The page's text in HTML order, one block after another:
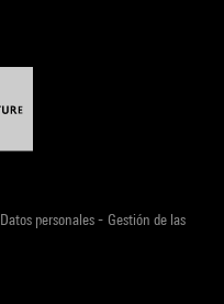
Datos personales- Gestión de las